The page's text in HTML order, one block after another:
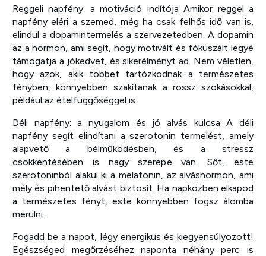
Reggeli napfény: a motiváció indítója Amikor reggel a
napfény eléri a szemed, még ha csak felhős idő van is,
elindul a dopamintermelés a szervezetedben. A dopamin
az a hormon, ami segít, hogy motivált és fókuszált legyé
támogatja a jókedvet, és sikerélményt ad. Nem véletlen,
hogy azok, akik többet tartózkodnak a természetes
fényben, könnyebben szakítanak a rossz szokásokkal,
például az ételfüggőséggel is.
Déli napfény: a nyugalom és jó alvás kulcsa A déli
napfény segít elindítani a szerotonin termelést, amely
alapvető a bélműködésben, és a stressz
csökkentésében is nagy szerepe van. Sőt, este
szerotoninból alakul ki a melatonin, az alváshormon, ami
mély és pihentető alvást biztosít. Ha napközben elkapod
a természetes fényt, este könnyebben fogsz álomba
merülni.
Fogadd be a napot, légy energikus és kiegyensúlyozott!
Egészséged megőrzéséhez naponta néhány perc is